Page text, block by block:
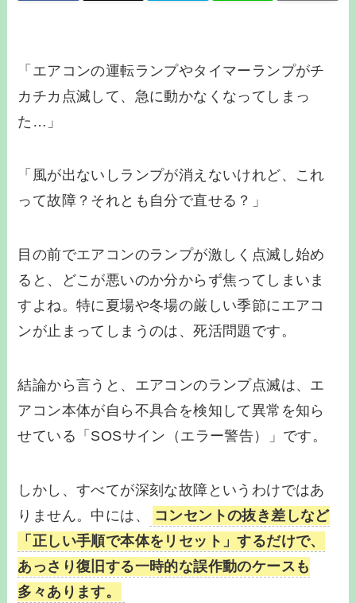
「エアコンの運転ランプやタイマーランプがチ
カチカ点滅して、急に動かなくなってしまっ
た…」
「風が出ないしランプが消えないけれど、これ
って故障？それとも自分で直せる？」
目の前でエアコンのランプが激しく点滅し始め
ると、どこが悪いのか分からず焦ってしまいま
すよね。特に夏場や冬場の厳しい季節にエアコ
ンが止まってしまうのは、死活問題です。
結論から言うと、エアコンのランプ点滅は、エ
アコン本体が自ら不具合を検知して異常を知ら
せている「SOSサイン（エラー警告）」です。
しかし、すべてが深刻な故障というわけではあ
りません。中には、
コンセントの抜き差しなど
「正しい手順で本体をリセット」するだけで、
あっさり復旧する一時的な誤作動のケースも
多々あります。